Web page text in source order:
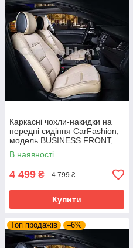
Каркасні чохли-накидки на
передні сидіння CarFashion,
модель BUSINESS FRONT,
бежевий/бежевий
В наявності
4 499 ₴ 4 799 ₴
Купити
Топ продажів –6%